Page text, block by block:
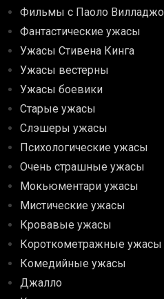
Фильмы с Паоло Вилладжо
Фантастические ужасы
Ужасы Стивена Кинга
Ужасы вестерны
Ужасы боевики
Старые ужасы
Слэшеры ужасы
Психологические ужасы
Очень страшные ужасы
Мокьюментари ужасы
Мистические ужасы
Кровавые ужасы
Короткометражные ужасы
Комедийные ужасы
Джалло